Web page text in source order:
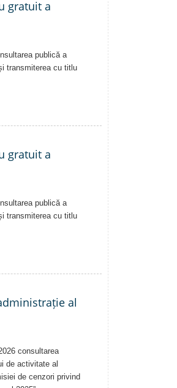
gratuit a
publică a
transmiterea cu titlu
gratuit a
publică a
transmiterea cu titlu
al
consultarea
de activitate al
de cenzori privind